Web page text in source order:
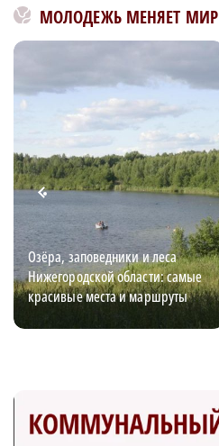
МОЛОДЕЖЬ МЕНЯЕТ МИР
Озёра, заповедники и леса
Нижегородской области: самые
красивые места и маршруты